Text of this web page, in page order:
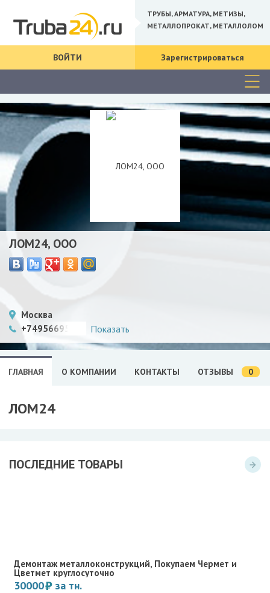
ТРУБЫ, АРМАТУРА, МЕТИЗЫ,
МЕТАЛЛОПРОКАТ, МЕТАЛЛОЛОМ
ВОЙТИ Зарегистрироваться
ЛОМ24, ООО
Москва
+74956695915
Показать
ГЛАВНАЯ О КОМПАНИИ КОНТАКТЫ ОТЗЫВЫ 0
ЛОМ24
ПОСЛЕДНИЕ ТОВАРЫ
Демонтаж металлоконструкций, Покупаем Чермет и
Цветмет круглосуточно
30000 за тн.